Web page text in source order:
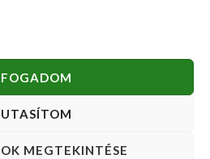
MEGTEKINTÉSE
E. V. (Halcsapda).